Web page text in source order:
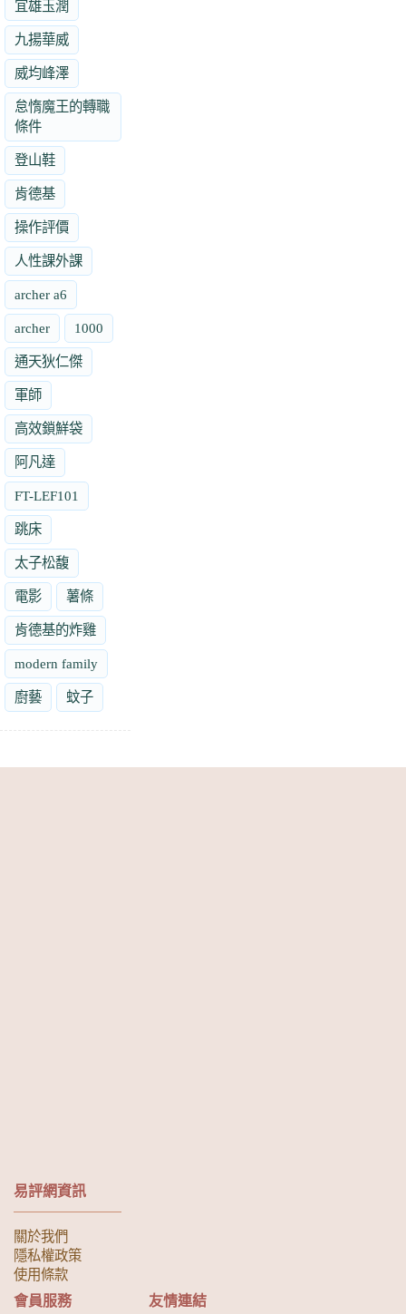
宜雄玉潤
九揚華威
威均峰澤
怠惰魔王的轉職
條件
登山鞋
肯德基
操作評價
人性課外課
archer a6
archer 1000
通天狄仁傑
軍師
高效鎖鮮袋
阿凡達
FT-LEF101
跳床
太子松馥
電影 薯條
肯德基的炸雞
modern family
廚藝 蚊子
易評網資訊
關於我們
隱私權政策
使用條款
會員服務 友情連結